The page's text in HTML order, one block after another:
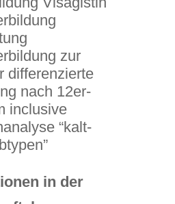
zur
differenzierte
nach 12er-
inclusive
“kalt-
in der